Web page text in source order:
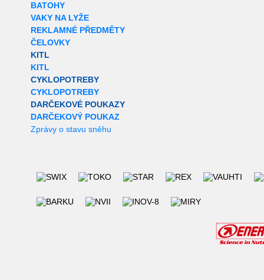
BATOHY
VAKY NA LYŽE
REKLAMNÉ PŘEDMĚTY
ČELOVKY
KITL
KITL
CYKLOPOTREBY
CYKLOPOTREBY
DARČEKOVÉ POUKAZY
DARČEKOVÝ POUKAZ
Zprávy o stavu sněhu